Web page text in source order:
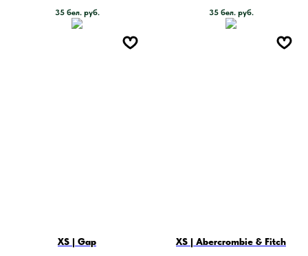
35 бел. руб. 35 бел. руб.
XS | Gap XS | Abercrombie & Fitch